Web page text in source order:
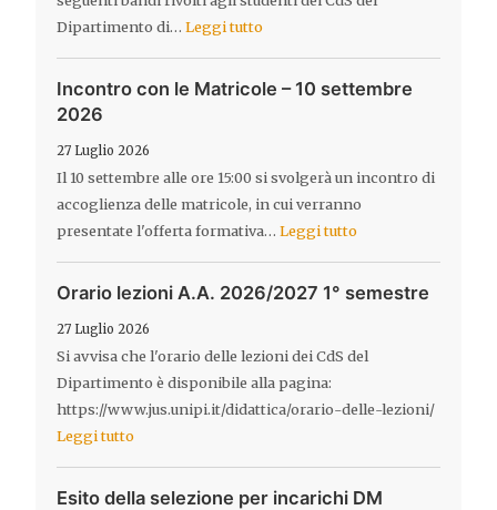
Dipartimento di…Leggi tutto
Incontro con le Matricole – 10 settembre
2026
27 Luglio 2026
Il 10 settembre alle ore 15:00 si svolgerà un incontro di
accoglienza delle matricole, in cui verranno
presentate l'offerta formativa…Leggi tutto
Orario lezioni A.A. 2026/2027 1° semestre
27 Luglio 2026
Si avvisa che l'orario delle lezioni dei CdS del
Dipartimento è disponibile alla pagina:
https://www.jus.unipi.it/didattica/orario-delle-lezioni/
Leggi tutto
Esito della selezione per incarichi DM